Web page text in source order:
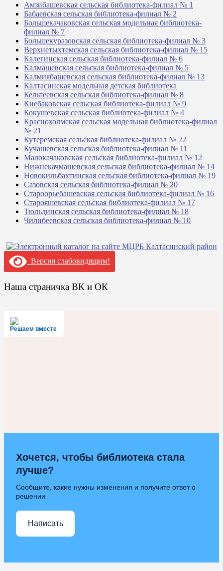
Амзибашевская сельская библиотека-филиал № 1
Бабаевская сельская библиотека-филиал № 2
Большекачаковская сельская модельная библиотека-
филиал № 7
Большекуразовская сельская библиотека-филиал № 3
Верхнетыхтемская сельская библиотека-филиал № 15
Калегинская сельская библиотека-филиал № 6
Калмашевская сельская библиотека-филиал № 5
Калмиябашевская сельская библиотека-филиал № 13
Калтасинская модельная детская библиотека
Кельтеевская сельская библиотека-филиал № 8
Киебаковская сельская библиотека-филиал № 9
Кокушевская сельская библиотека-филиал № 4
Краснохолмская сельская модельная библиотека-филиал
№ 21
Кутеремская сельская библиотека-филиал № 22
Кучашевская сельская библиотека-филиал № 11
Малокачаковская сельская библиотека-филиал № 12
Нижнекачмашевская сельская библиотека-филиал № 14
Новокильбахтинская сельская библиотека-филиал № 19
Сазовская сельская библиотека-филиал № 20
Староорьебашевская сельская библиотека-филиал № 16
Старояшевская сельская библиотека-филиал № 17
Тюльдинская сельская библиотека-филиал № 18
Чилибеевская сельская библиотека-филиал № 10
Версия слабовидящим!
Наша страничка ВК и ОК
Решаем вместе
Хочется, чтобы библиотека стала
лучше?
Сообщите, какие нужны изменения и получите ответ о
решении
Написать